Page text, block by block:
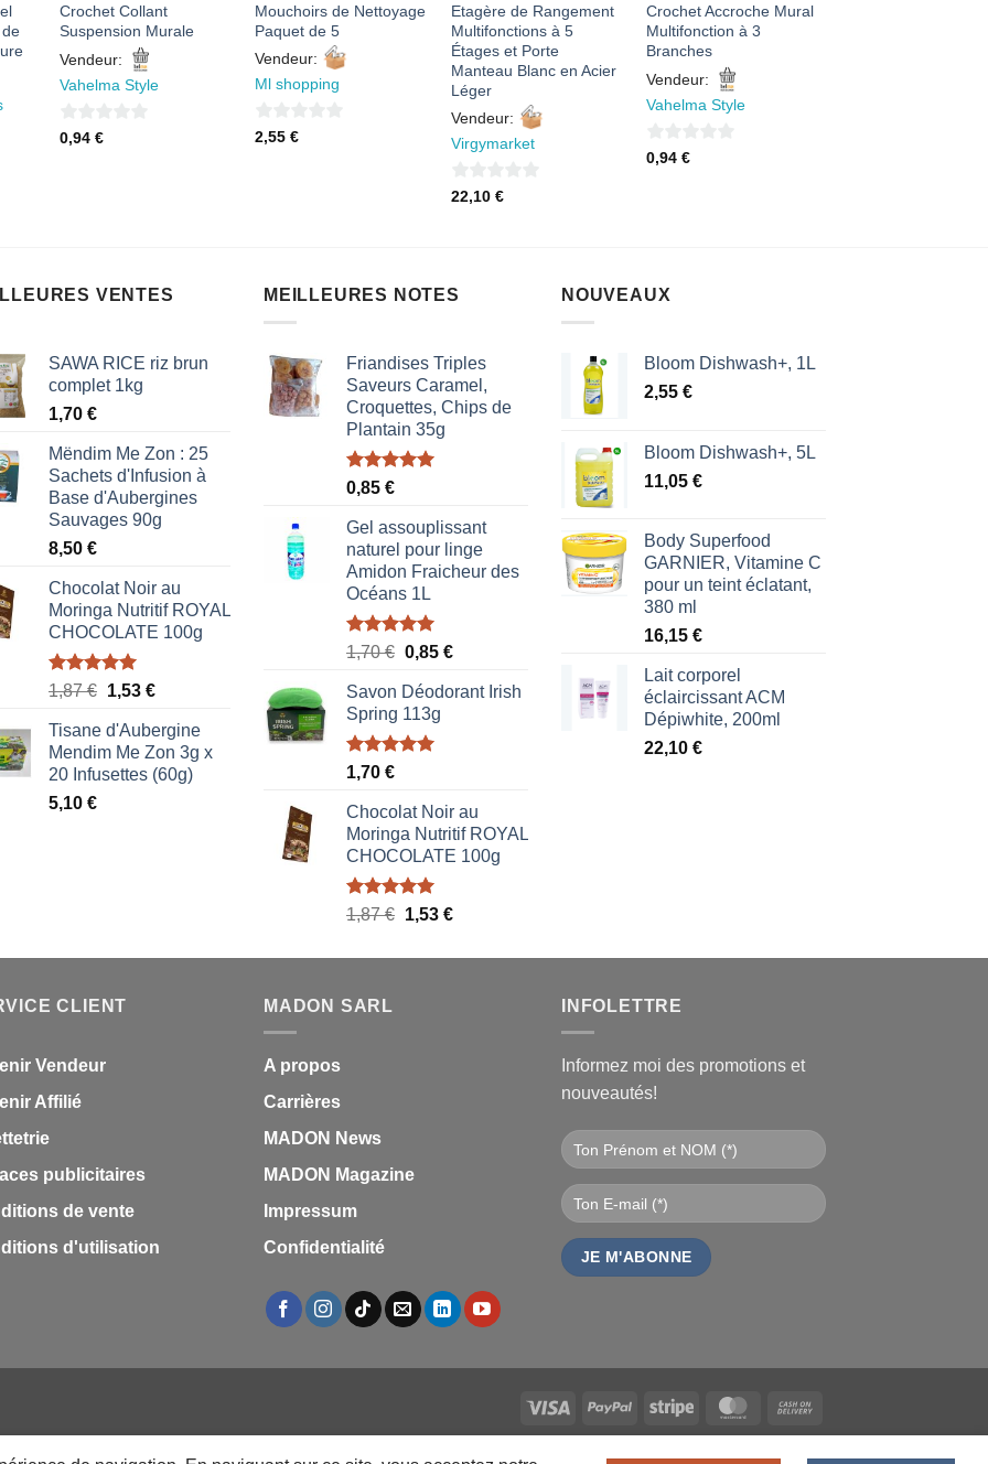
Crochet Collant
Suspension Murale
Vendeur:
Vahelma Style
0
0,94 €
Mouchoirs de Nettoyage
Paquet de 5
Vendeur:
Ml shopping
0
2,55€
Etagère de Rangement
Multifonctions à 5
Étages et Porte
Manteau Blanc en Acier
Léger
Vendeur:
Virgymarket
0
22,10 €
Crochet Accroche Mural
Multifonction à 3
Branches
Vendeur:
Vahelma Style
0
0,94€
VENTES
SAWA RICE riz brun
complet 1kg
1,70 €
Mëndim Me Zon : 25
Sachets d'Infusion à
Base d'Aubergines
Sauvages 90g
8,50 €
Chocolat Noir au
Moringa Nutritif ROYAL
CHOCOLATE 100g
Note5.00
1,87€ Le
initial
était :
1,87 €.
1,53 €Le
actuel
est :
1,53 €.
Tisane d'Aubergine
Mendim Me Zon 3g x
20 Infusettes (60g)
5,10 €
MEILLEURES NOTES
Friandises Triples
Saveurs Caramel,
Croquettes, Chips de
Plantain 35g
Note5.00
0,85 €
Gel assouplissant
naturel pour linge
Amidon Fraicheur des
Océans 1L
Note5.00
1,70€ Le
initial
était :
1,70 €.
0,85 €Le
actuel
Savon Déodorant Irish
Spring 113g
Note5.00
1,70 €
Chocolat Noir au
Moringa Nutritif ROYAL
CHOCOLATE 100g
Note5.00
1,87€ Le
initial
1,53 €Le
actuel
NOUVEAUX
Bloom Dishwash+, 1L
2,55 €
Bloom Dishwash+, 5L
11,05 €
Body Superfood
GARNIER, Vitamine C
pour un teint éclatant,
380 ml
16,15 €
Lait corporel
éclaircissant ACM
Dépiwhite, 200ml
22,10 €
CLIENT
Vendeur
Affilié
publicitaires
de vente
d'utilisation
MADON SARL
A propos
Carrières
MADON News
MADON Magazine
Impressum
Confidentialité
INFOLETTRE
Informez moi des promotions et
nouveautés!
Visa PayPal Stripe MasterCard
Delivery